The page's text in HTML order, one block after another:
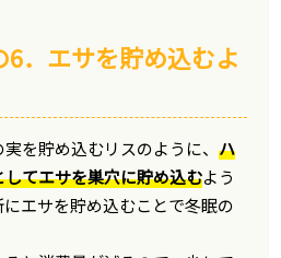
．エサを貯め込むよ
を貯め込むリスのように、ハ
てエサを巣穴に貯め込むよう
エサを貯め込むことで冬眠の